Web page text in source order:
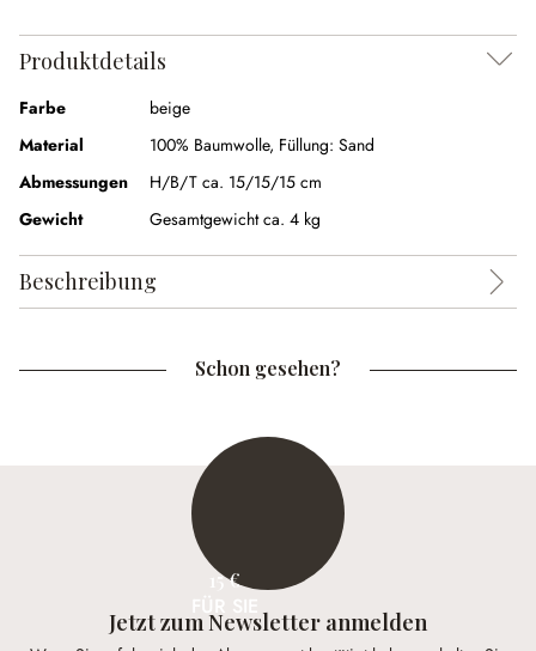
Produktdetails
Farbe
beige
Material
100% Baumwolle, Füllung: Sand
Abmessungen
H/B/T ca. 15/15/15 cm
Gewicht
Gesamtgewicht ca. 4 kg
Beschreibung
Schon gesehen?
15 €
Jetzt zum Newsletter anmelden